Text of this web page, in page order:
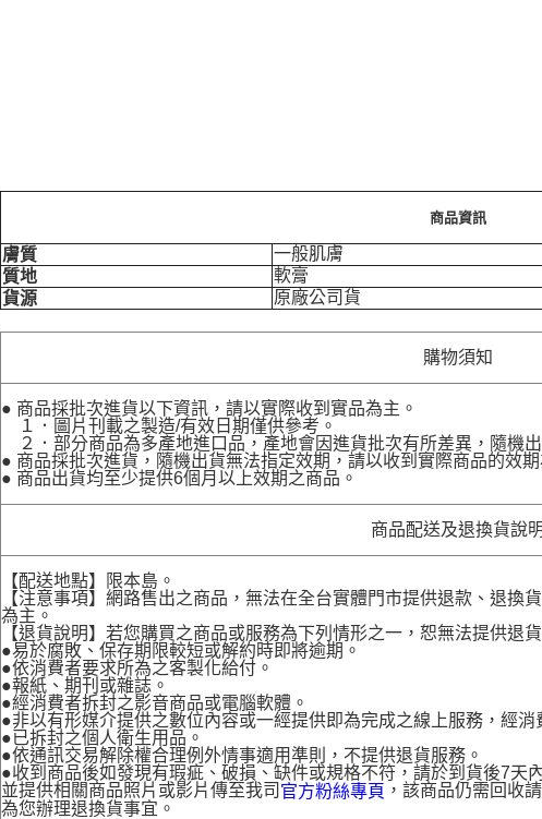
商品資訊
膚質
一般肌膚
質地
軟膏
貨源
原廠公司貨
購物須知
● 商品採批次進貨以下資訊，請以實際收到實品為主。
１．圖片刊載之製造/有效日期僅供參考。
２．部分商品為多產地進口品，產地會因進貨批次有所差異，隨機出
● 商品採批次進貨，隨機出貨無法指定效期，請以收到實際商品的效期
● 商品出貨均至少提供6個月以上效期之商品。
商品配送及退換貨說明
【配送地點】限本島。
【注意事項】網路售出之商品，無法在全台實體門市提供退款、退換
為主。
【退貨說明】若您購買之商品或服務為下列情形之一，恕無法提供退貨
●易於腐敗、保存期限較短或解約時即將逾期。
●依消費者要求所為之客製化給付。
●報紙、期刊或雜誌。
●經消費者拆封之影音商品或電腦軟體。
●非以有形媒介提供之數位內容或一經提供即為完成之線上服務，經消
●已拆封之個人衛生用品。
●依通訊交易解除權合理例外情事適用準則，不提供退貨服務。
●收到商品後如發現有瑕疵、破損、缺件或規格不符，請於到貨後7天
並提供相關商品照片或影片傳至我司 官方粉絲專頁 ，該商品仍需回收
為您辦理退換貨事宜。